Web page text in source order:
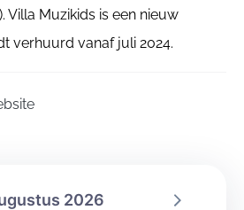
Villa Muzikids is een nieuw
verhuurd vanaf juli 2024.
2026